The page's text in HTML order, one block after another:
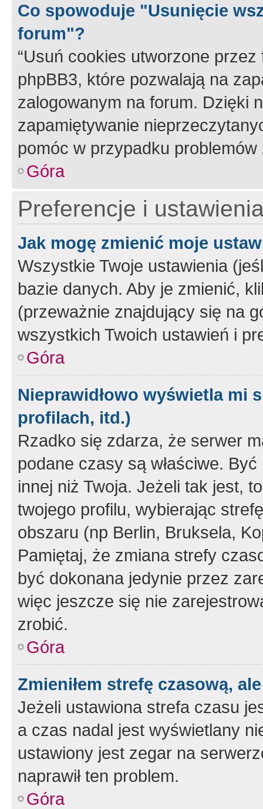
Co spowoduje "Usunięcie
forum"?
“Usuń cookies utworzone
phpBB3, które pozwalają na
zalogowanym na forum. Dzięki
zapamiętywanie
pomóc w przypadku
Góra
Preferencje i
Jak mogę zmienić moje
Wszystkie Twoje ustawienia
bazie danych. Aby je zmienić,
(przeważnie znajdujący się na
wszystkich Twoich ustawień i
Góra
Nieprawidłowo wyświetla mi
profilach, itd.)
Rzadko się zdarza, że serwer
podane czasy są właściwe.
innej niż Twoja. Jeżeli tak jest,
twojego profilu, wybierając
obszaru (np Berlin, Bruksela,
Pamiętaj, że zmiana strefy
być dokonana jedynie przez
więc jeszcze się nie
zrobić.
Góra
Zmieniłem strefę czasową,
Jeżeli ustawiona strefa czasu
a czas nadal jest wyświetlany
ustawiony jest zegar na
naprawił ten problem.
Góra